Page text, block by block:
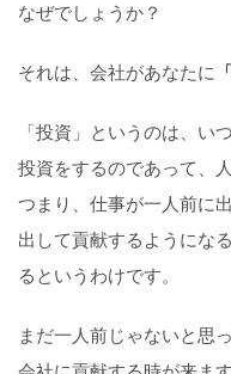
なぜでしょうか？
それは、会社があなたに
「投資」というのは、い
投資をするのであって、
つまり、仕事が一人前に
出して貢献するようにな
るというわけです。
まだ一人前じゃないと思